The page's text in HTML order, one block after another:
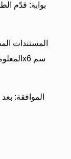
1- بوابة: